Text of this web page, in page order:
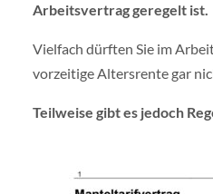
Arbeitsvertrag geregelt ist.
Vielfach dürften Sie im
vorzeitige Altersrente gar
Teilweise gibt es jedoch